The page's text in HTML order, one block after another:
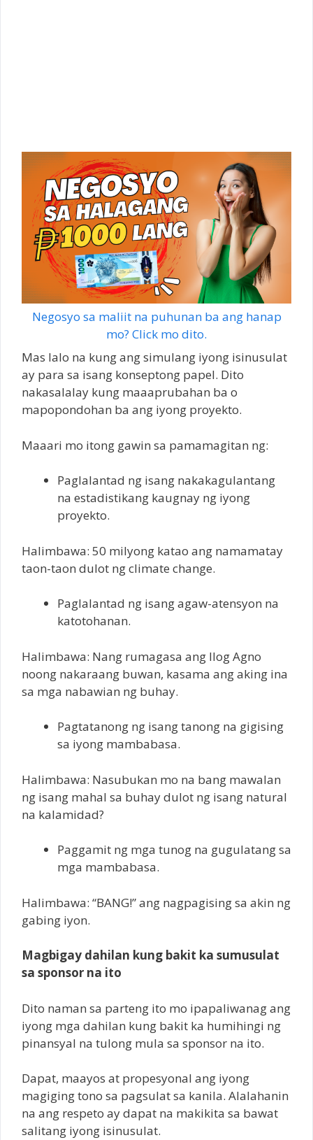
Negosyo sa maliit na puhunan ba ang hanap
mo? Click mo dito.
Mas lalo na kung ang simulang iyong isinusulat
ay para sa isang konseptong papel. Dito
nakasalalay kung maaaprubahan ba o
mapopondohan ba ang iyong proyekto.
Maaari mo itong gawin sa pamamagitan ng:
Paglalantad ng isang nakakagulantang
na estadistikang kaugnay ng iyong
proyekto.
Halimbawa: 50 milyong katao ang namamatay
taon-taon dulot ng climate change.
Paglalantad ng isang agaw-atensyon na
katotohanan.
Halimbawa: Nang rumagasa ang Ilog Agno
noong nakaraang buwan, kasama ang aking ina
sa mga nabawian ng buhay.
Pagtatanong ng isang tanong na gigising
sa iyong mambabasa.
Halimbawa: Nasubukan mo na bang mawalan
ng isang mahal sa buhay dulot ng isang natural
na kalamidad?
Paggamit ng mga tunog na gugulatang sa
mga mambabasa.
Halimbawa: “BANG!” ang nagpagising sa akin ng
gabing iyon.
Magbigay dahilan kung bakit ka sumusulat
sa sponsor na ito
Dito naman sa parteng ito mo ipapaliwanag ang
iyong mga dahilan kung bakit ka humihingi ng
pinansyal na tulong mula sa sponsor na ito.
Dapat, maayos at propesyonal ang iyong
magiging tono sa pagsulat sa kanila. Alalahanin
na ang respeto ay dapat na makikita sa bawat
salitang iyong isinusulat.